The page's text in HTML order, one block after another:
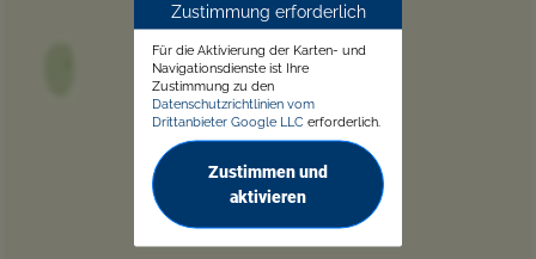
Zustimmung erforderlich
Für die Aktivierung der Karten- und
Navigationsdienste ist Ihre
Zustimmung zu den
Datenschutzrichtlinien vom
Drittanbieter Google LLC erforderlich.
Zustimmen und
aktivieren